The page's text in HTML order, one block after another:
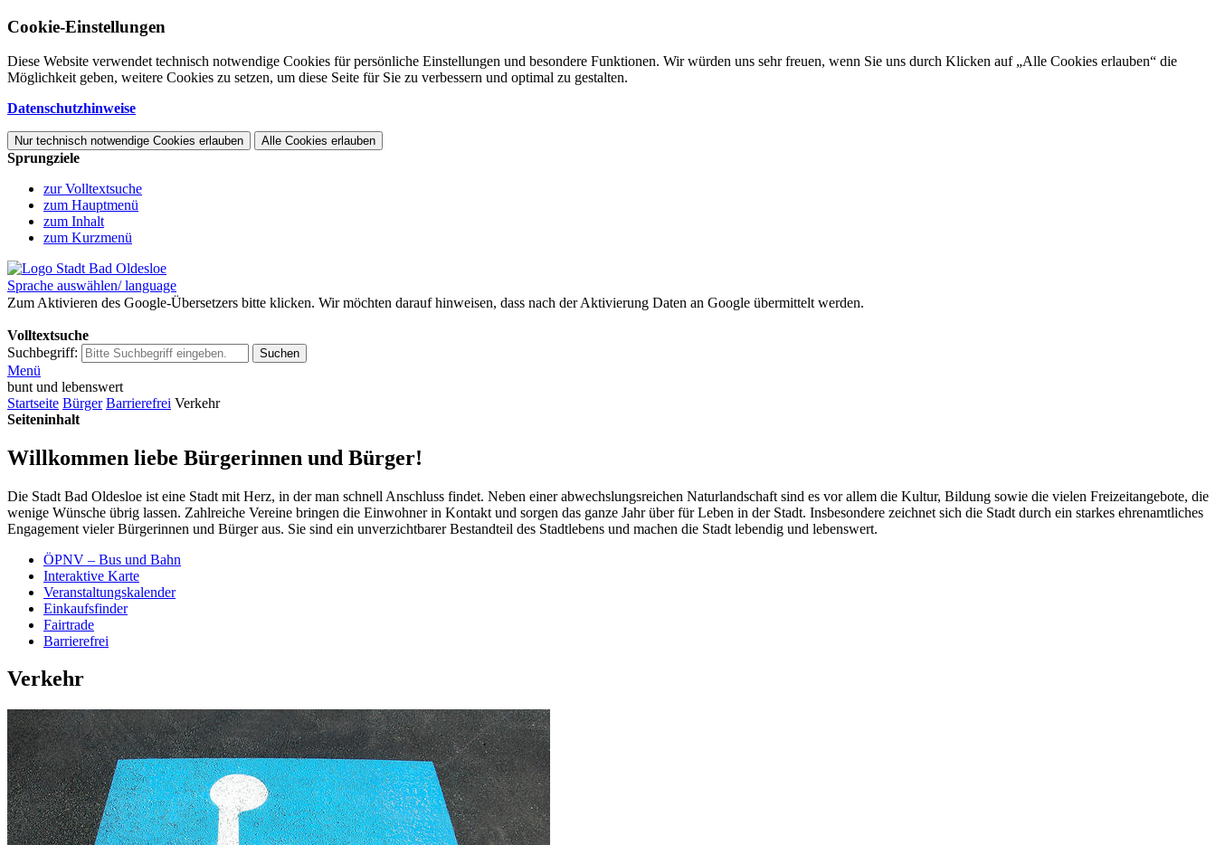
Cookie-Einstellungen
Diese Website verwendet technisch notwendige Cookies für persönliche Einstellungen und besondere Funktionen. Wir würden uns sehr freuen, wenn Sie uns durch Klicken auf „Alle Cookies erlauben“ die
Möglichkeit geben, weitere Cookies zu setzen, um diese Seite für Sie zu verbessern und optimal zu gestalten.
Datenschutzhinweise
Nur technisch notwendige Cookies erlauben Alle Cookies erlauben
Sprungziele
zur Volltextsuche
zum Hauptmenü
zum Inhalt
zum Kurzmenü
Sprache auswählen/ language
Zum Aktivieren des Google-Übersetzers bitte klicken. Wir möchten darauf hinweisen, dass nach der Aktivierung Daten an Google übermittelt werden.
Volltextsuche
Suchbegriff:
Suchen
Menü
bunt und lebenswert
Startseite Bürger Barrierefrei Verkehr
Seiteninhalt
Willkommen liebe Bürgerinnen und Bürger!
Die Stadt Bad Oldesloe ist eine Stadt mit Herz, in der man schnell Anschluss findet. Neben einer abwechslungsreichen Naturlandschaft sind es vor allem die Kultur, Bildung sowie die vielen Freizeitangebote, die
wenige Wünsche übrig lassen. Zahlreiche Vereine bringen die Einwohner in Kontakt und sorgen das ganze Jahr über für Leben in der Stadt. Insbesondere zeichnet sich die Stadt durch ein starkes ehrenamtliches
Engagement vieler Bürgerinnen und Bürger aus. Sie sind ein unverzichtbarer Bestandteil des Stadtlebens und machen die Stadt lebendig und lebenswert.
ÖPNV – Bus und Bahn
Interaktive Karte
Veranstaltungs­kalender
Einkaufsfinder
Fairtrade
Barrierefrei
Verkehr